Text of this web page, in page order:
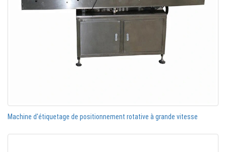
Machine d'étiquetage de positionnement rotative à grande vitesse